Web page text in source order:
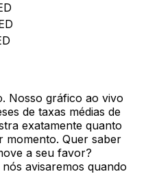
Nosso gráfico ao vivo
de taxas médias de
exatamente quanto
momento. Quer saber
a seu favor?
avisaremos quando